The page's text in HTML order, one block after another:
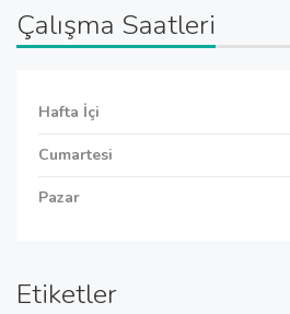
Çalışma Saatleri
Hafta İçi
Cumartesi
Pazar
Etiketler